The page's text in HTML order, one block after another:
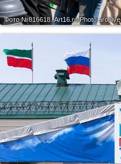
Фото №816618.Art16.ru Photo archive